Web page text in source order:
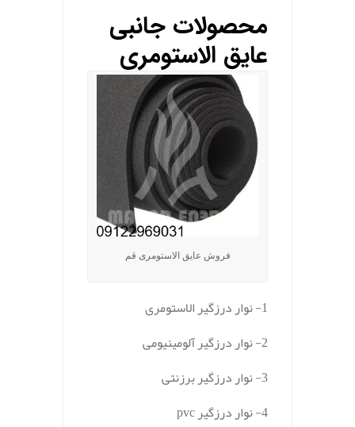
محصولات جانبی
عایق الاستومری
فروش عایق الاستومری قم
1- نوار درزگیر الاستومری
2- نوار درزگیر آلومینیومی
3- نوار درزگیر برزنتی
4- نوار درزگیر pvc